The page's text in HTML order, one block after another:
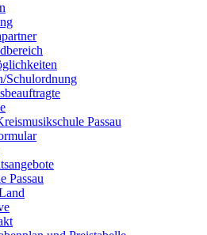
Schulordnung
Passau
Passau